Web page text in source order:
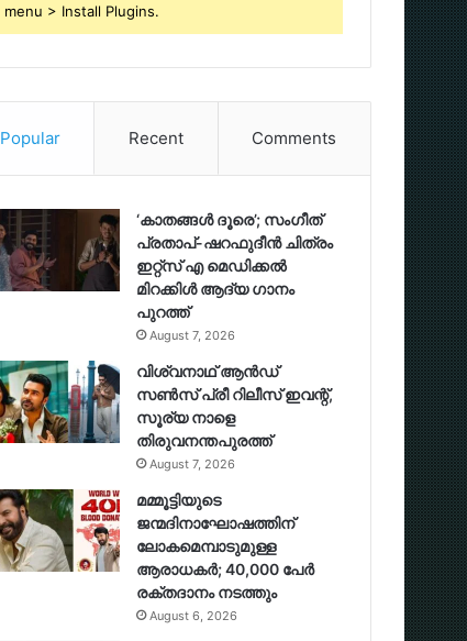
menu > Install Plugins.
Popular Recent Comments
‘കാതങ്ങൾ ദൂരെ’; സംഗീത്
പ്രതാപ്-ഷറഫുദീൻ ചിത്രം
ഇറ്റ്സ് എ മെഡിക്കൽ
മിറക്കിൾ ആദ്യ ഗാനം
പുറത്ത്
August 7, 2026
വിശ്വനാഥ് ആന്‍ഡ്
സണ്‍സ് പ്രീ റിലീസ് ഇവന്റ്,
സൂര്യ നാളെ
തിരുവനന്തപുരത്ത്
August 7, 2026
മമ്മൂട്ടിയുടെ
ജന്മദിനാഘോഷത്തിന്
ലോകമെമ്പാടുമുള്ള
ആരാധകര്‍; 40,000 പേര്‍
രക്തദാനം നടത്തും
August 6, 2026